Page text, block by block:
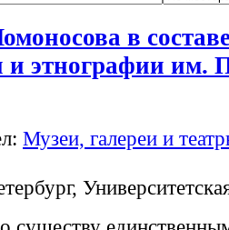
в
и этнографии им.
Музеи, галереи и